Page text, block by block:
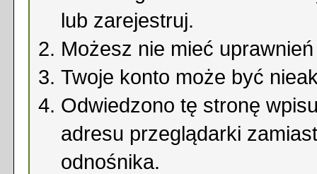
lub zarejestruj.
Możesz nie mieć
Twoje konto może być
Odwiedzono tę stronę
adresu przeglądarki
odnośnika.